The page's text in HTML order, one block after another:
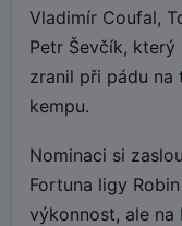
Vladimír Coufal,
Petr Ševčík, který
zranil při pádu na
kempu.
Nominaci si
Fortuna ligy
výkonnost, ale na